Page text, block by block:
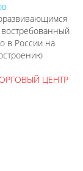
в России на
ЦЕНТР